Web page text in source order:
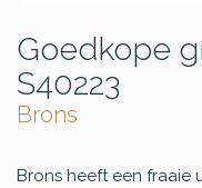
Goedkope
S40223
Brons
Brons heeft een fraaie